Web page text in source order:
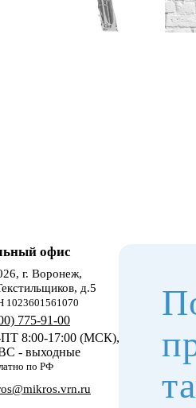
офис
г. Воронеж,
д.5
1023601561070
775-91-00
8:00-17:00 (МСК),
- выходные
по РФ